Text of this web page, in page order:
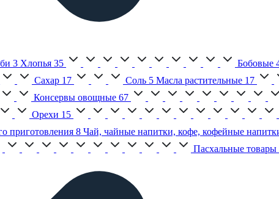
3 Хлопья 35 Бобовые
Сахар 17 Соль 5 Масла растительные 17
Консервы овощные 67
Орехи 15
приготовления 8 Чай, чайные напитки, кофе, кофейные
Пасхальные товары